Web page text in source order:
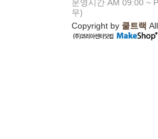
운영시간 AM 09:00 ~
무)
Copyright by 쿨트랙